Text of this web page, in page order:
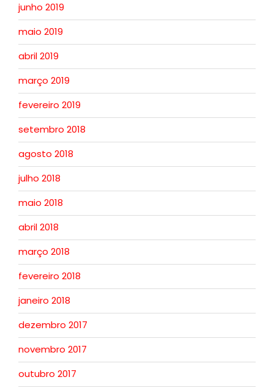
junho 2019
maio 2019
abril 2019
março 2019
fevereiro 2019
setembro 2018
agosto 2018
julho 2018
maio 2018
abril 2018
março 2018
fevereiro 2018
janeiro 2018
dezembro 2017
novembro 2017
outubro 2017